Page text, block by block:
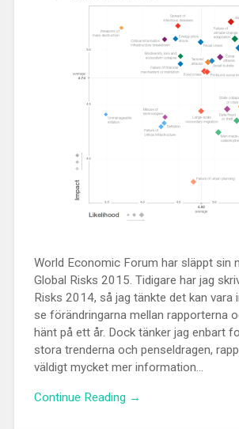
World Economic Forum har släppt sin
Global Risks 2015. Tidigare har jag
Risks 2014, så jag tänkte det kan vara
se förändringarna mellan rapporterna
hänt på ett år. Dock tänker jag enbart
stora trenderna och penseldragen,
väldigt mycket mer information...
Continue Reading →